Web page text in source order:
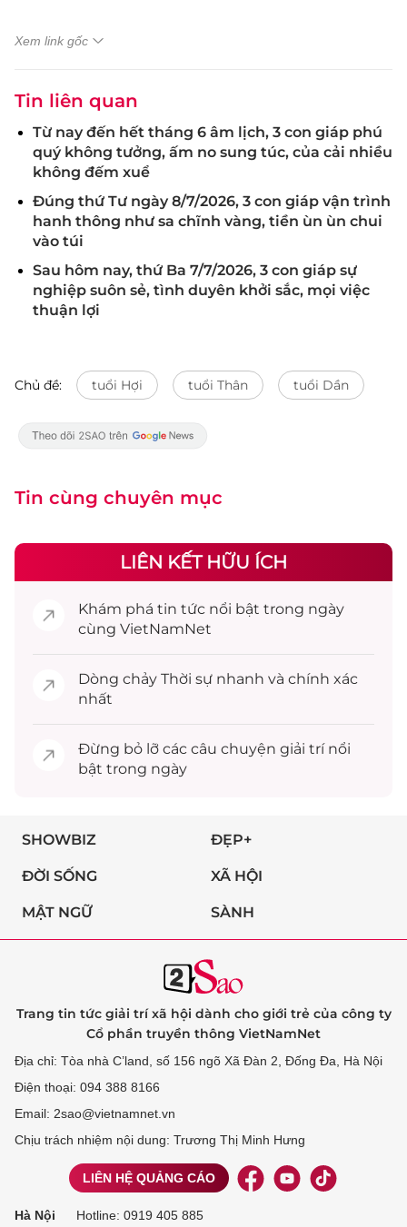
Xem link gốc
Tin liên quan
Từ nay đến hết tháng 6 âm lịch, 3 con giáp phú
quý không tưởng, ấm no sung túc, của cải nhiều
không đếm xuể
Đúng thứ Tư ngày 8/7/2026, 3 con giáp vận trình
hanh thông như sa chĩnh vàng, tiền ùn ùn chui
vào túi
Sau hôm nay, thứ Ba 7/7/2026, 3 con giáp sự
nghiệp suôn sẻ, tình duyên khởi sắc, mọi việc
thuận lợi
Chủ đề: tuổi Hợi tuổi Thân tuổi Dần
Tin cùng chuyên mục
LIÊN KẾT HỮU ÍCH
Khám phá tin tức nổi bật trong ngày
cùng VietNamNet
Dòng chảy Thời sự nhanh và chính xác
nhất
Đừng bỏ lỡ các câu chuyện giải trínổi
bật trong ngày
SHOWBIZ ĐẸP+
ĐỜI SỐNG XÃ HỘI
MẬT NGỮ SÀNH
Trang tin tức giải trí xã hội dành cho giới trẻ của công ty
Cổ phần truyền thông VietNamNet
Địa chỉ: Tòa nhà C’land, số 156 ngõ Xã Đàn 2, Đống Đa, Hà Nội
Điện thoại: 094 388 8166
Email: 2sao@vietnamnet.vn
Chịu trách nhiệm nội dung: Trương Thị Minh Hưng
LIÊN HỆ QUẢNG CÁO
Hà Nội Hotline: 0919 405 885